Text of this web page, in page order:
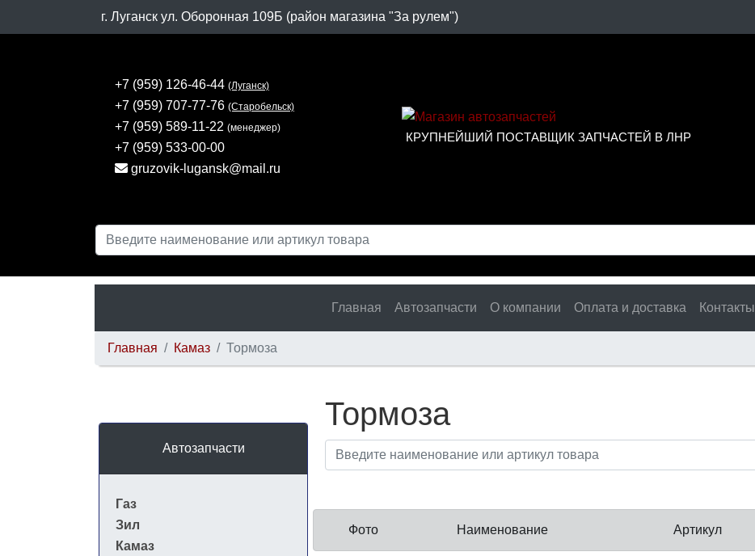
г. Луганск ул. Оборонная 109Б (район магазина "За рулем")
+7 (959) 126-46-44 (Луганск)
+7 (959) 707-77-76 (Старобельск)
+7 (959) 589-11-22 (менеджер)
+7 (959) 533-00-00
gruzovik-lugansk@mail.ru
КРУПНЕЙШИЙ ПОСТАВЩИК ЗАПЧАСТЕЙ В ЛНР
Главная Автозапчасти О компании Оплата и доставка Контакты
Главная Камаз Тормоза
Автозапчасти
Газ
Зил
Камаз
Тормоза
Фото Наименование Артикул